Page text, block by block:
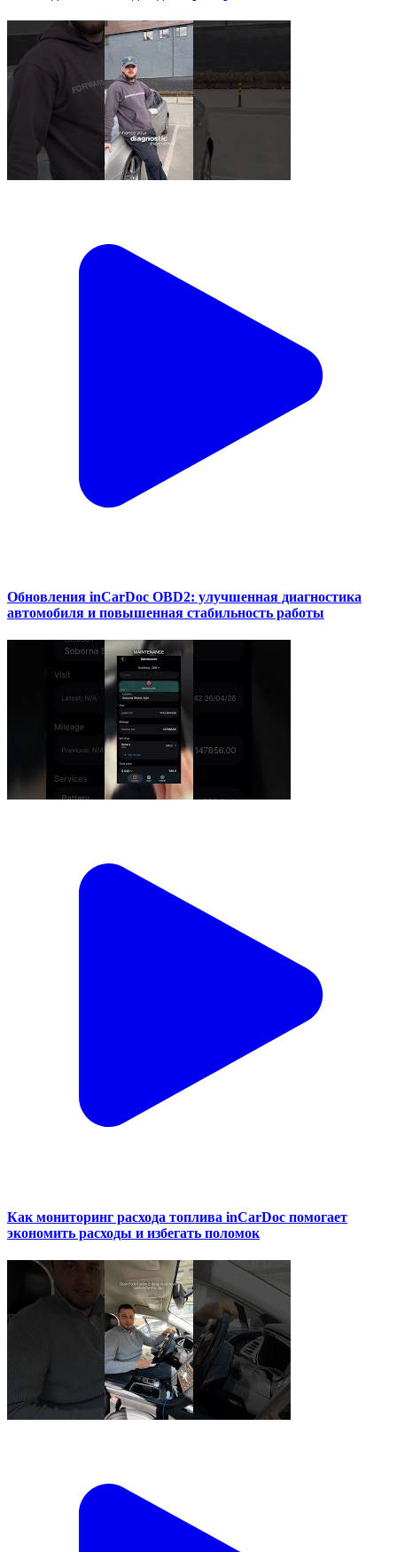
Обновления inCarDoc OBD2: улучшенная диагностика
автомобиля и повышенная стабильность работы
Как мониторинг расхода топлива inCarDoc помогает
экономить расходы и избегать поломок